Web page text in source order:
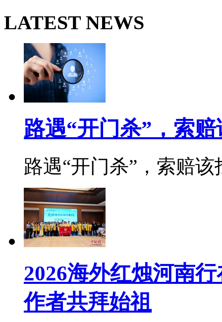
LATEST NEWS
路遇“开门杀”，索
路遇“开门杀”，索赔
2026海外红烛河南
作者共拜始祖